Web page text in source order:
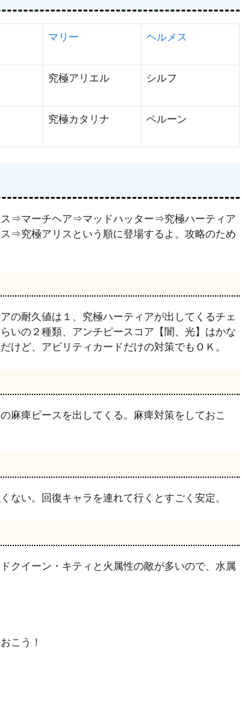
マリー ヘルメス
究極アリエル シルフ
究極カタリナ ペルーン
⇒マーチヘア⇒マッドハッター⇒究極ハーティア
⇒究極アリスという順に登場するよ。攻略のため
の耐久値は１、究極ハーティアが出してくるチェ
いの２種類、アンチピースコア【闇、光】はかな
けど、アビリティカードだけの対策でもＯＫ。
麻痺ピースを出してくる。麻痺対策をしておこ
ない。回復キャラを連れて行くとすごく安定。
クイーン・キティと火属性の敵が多いので、水属
こう！